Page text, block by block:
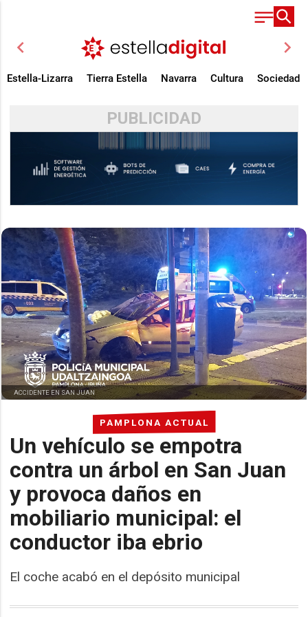
chevron_left chevron_right
Estella-Lizarra Tierra Estella Navarra Cultura Sociedad
PUBLICIDAD
PAMPLONA ACTUAL
Un vehículo se empotra
contra un árbol en San Juan
y provoca daños en
mobiliario municipal: el
conductor iba ebrio
El coche acabó en el depósito municipal
ACCIDENTE EN SAN JUAN